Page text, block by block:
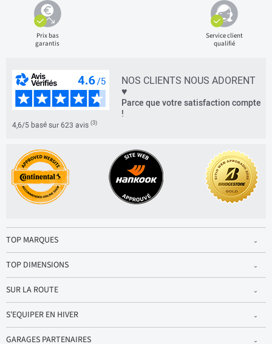
Prix bas
garantis
Service client
qualifié
NOS CLIENTS NOUS ADORENT
♥
Parce que votre satisfaction compte
!
4,6/5 basé sur 623 avis (3)
TOP MARQUES
TOP DIMENSIONS
SUR LA ROUTE
S'EQUIPER EN HIVER
GARAGES PARTENAIRES